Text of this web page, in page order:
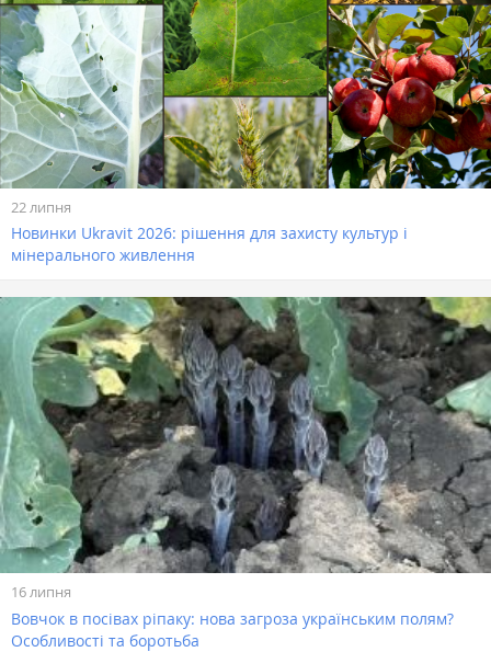
22 липня
Новинки Ukravit 2026: рішення для захисту культур і
мінерального живлення
16 липня
Вовчок в посівах ріпаку: нова загроза українським полям?
Особливості та боротьба